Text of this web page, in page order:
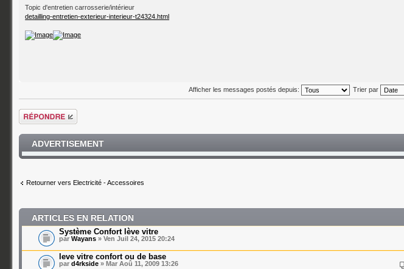
Topic d'entretien carrosserie/intérieur
detailling-entretien-exterieur-interieur-t24324.html
Afficher les messages postés depuis: Trier par
Répondre
ADVERTISEMENT
Retourner vers Electricité - Accessoires
ARTICLES EN RELATION
Système Confort lève vitre
parWayans » Ven Juil 24, 2015 20:24
leve vitre confort ou de base
pard4rkside » Mar Aoû 11, 2009 13:26